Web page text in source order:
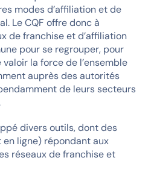
modes d’affiliation et de
Le CQF offre donc à
de franchise et d’affiliation
pour se regrouper, pour
la force de l’ensemble
auprès des autorités
de leurs secteurs
divers outils, dont des
ligne) répondant aux
réseaux de franchise et